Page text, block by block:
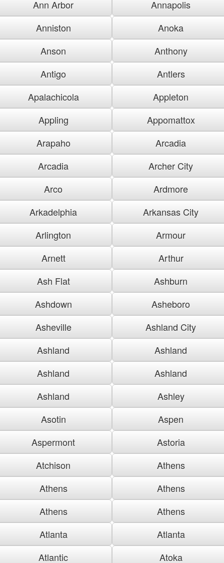
Ann Arbor
Annapolis
Anniston
Anoka
Anson
Anthony
Antigo
Antlers
Apalachicola
Appleton
Appling
Appomattox
Arapaho
Arcadia
Arcadia
Archer City
Arco
Ardmore
Arkadelphia
Arkansas City
Arlington
Armour
Arnett
Arthur
Ash Flat
Ashburn
Ashdown
Asheboro
Asheville
Ashland City
Ashland
Ashland
Ashland
Ashland
Ashland
Ashley
Asotin
Aspen
Aspermont
Astoria
Atchison
Athens
Athens
Athens
Athens
Athens
Atlanta
Atlanta
Atlantic
Atoka